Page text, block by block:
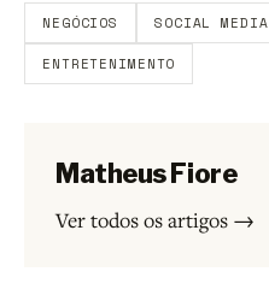
NEGÓCIOS SOCIAL MEDIA
ENTRETENIMENTO
Matheus Fiore
Ver todos os artigos →